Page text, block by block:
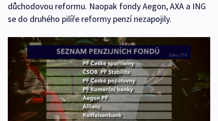
důchodovou reformu. Naopak fondy Aegon, AXA a ING
se do druhého pilíře reformy penzí nezapojily.